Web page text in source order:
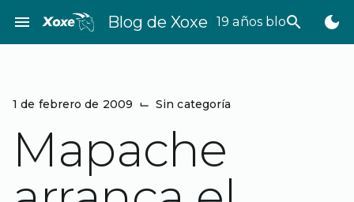
contenido
menu Blog de Xoxe 19 años bloggeando
search dark_mode
1 de febrero de 2009 ⌙ Sin categoría
Mapache